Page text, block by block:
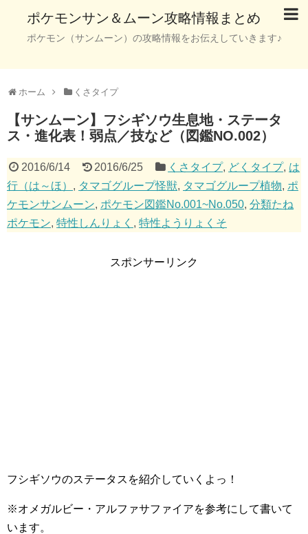
ポケモンサン＆ムーン攻略情報まとめ
ポケモン（サンムーン）の攻略情報をお伝えしていきます♪
ホーム くさタイプ
【サンムーン】フシギソウ生息地・ステータ
ス・進化表！弱点／技など（図鑑NO.002）
2016/6/14 2016/6/25 くさタイプ, どくタイプ, は
行（は～ほ） , タマゴグループ怪獣, タマゴグループ植物, ポ
ケモンサンムーン, ポケモン図鑑No.001~No.050, 分類たね
ポケモン, 特性しんりょく , 特性ようりょくそ
スポンサーリンク
フシギソウのステータスを紹介していくよっ！
※オメガルビー・アルファサファイアを参考にして書いて
います。